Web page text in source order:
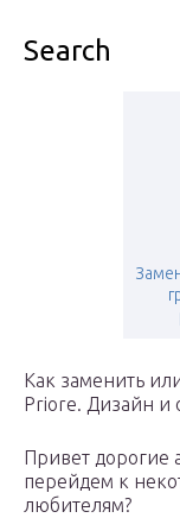
Search
Как заменить
Priore. Дизайн и
Привет дорогие
перейдем к
любителям?